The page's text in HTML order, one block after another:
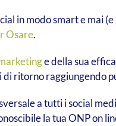
in modo smart e mai
Osare.
e della sua
ritorno raggiungendo
a tutti i social
la tua ONP on